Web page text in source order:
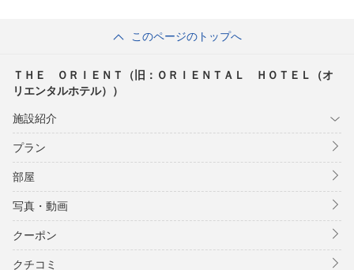
このページのトップへ
ＴＨＥ ＯＲＩＥＮＴ（旧：ＯＲＩＥＮＴＡＬ ＨＯＴＥＬ（オ
リエンタルホテル））
施設紹介
プラン
部屋
写真・動画
クーポン
クチコミ